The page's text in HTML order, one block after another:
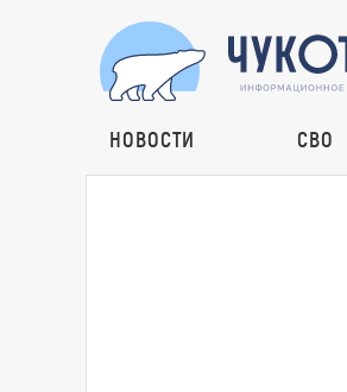
НОВОСТИ СВО